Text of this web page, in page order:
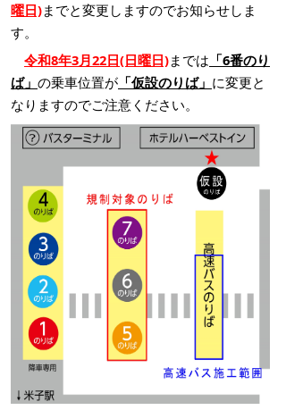
曜日)までと変更しますのでお知らせしま
す。
令和8年3月22日(日曜日)までは 「6番のり
ば」 の乗車位置が 「仮設のりば」 に変更と
なりますのでご注意ください。